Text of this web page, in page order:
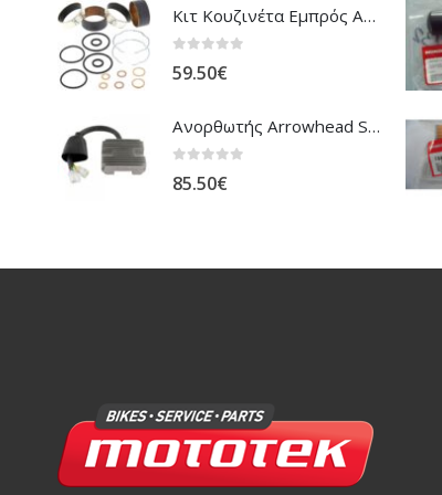
Κιτ Κουζινέτα Εμπρός Ανάρτησης All Balls Honda CBR-1100XX Blackbird
59.50€
Ανορθωτής Arrowhead Suzuki DL-1000 V'Strom
85.50€